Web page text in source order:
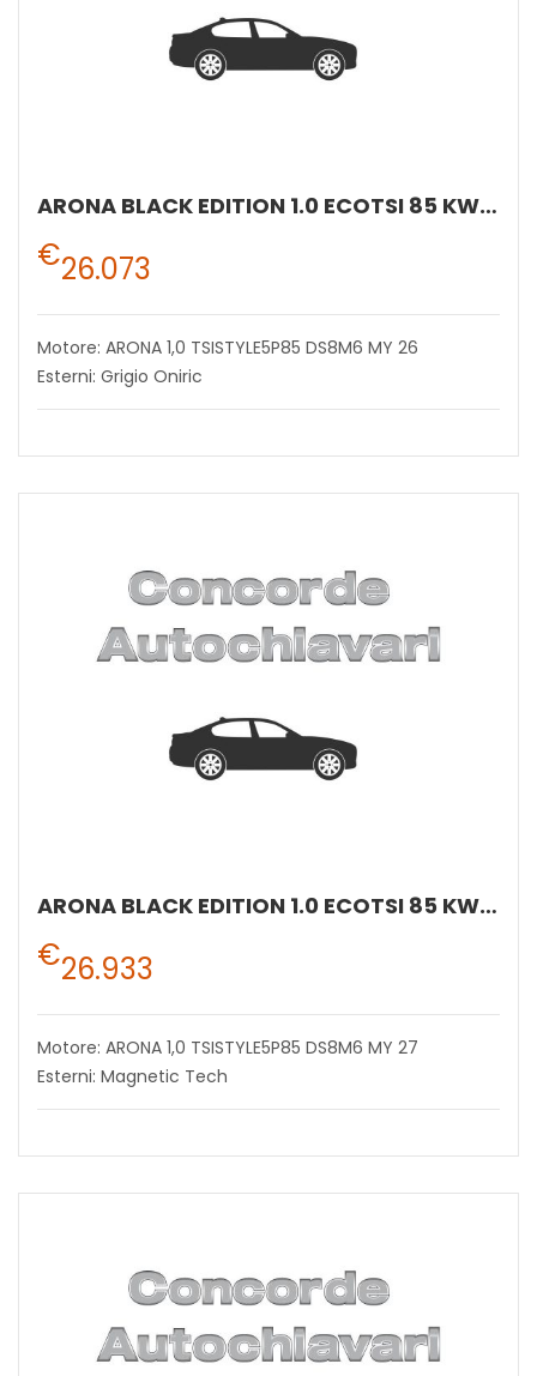
ARONA BLACK EDITION 1.0 ECOTSI 85 KW (115 CV) BENZINA MANUALE 6 MARCE 2WD
€26.073
Motore: ARONA 1,0 TSISTYLE5P85 DS8M6 MY 26
Esterni: Grigio Oniric
ARONA BLACK EDITION 1.0 ECOTSI 85 KW (115 CV) BENZINA MANUALE 6 MARCE 2WD
€26.933
Motore: ARONA 1,0 TSISTYLE5P85 DS8M6 MY 27
Esterni: Magnetic Tech